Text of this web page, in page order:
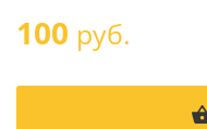
100 руб.